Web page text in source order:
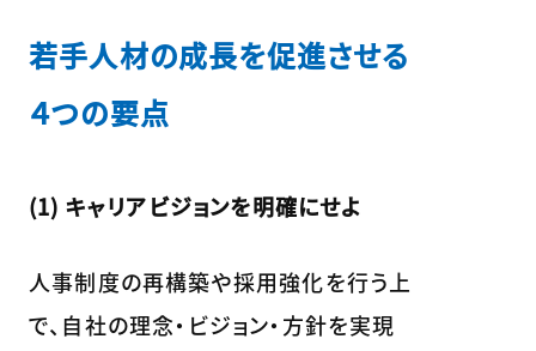
若手人材の成長を促進させる
４つの要点
(1) キャリアビジョンを明確にせよ
人事制度の再構築や採用強化を行う上
で、自社の理念・ビジョン・方針を実現